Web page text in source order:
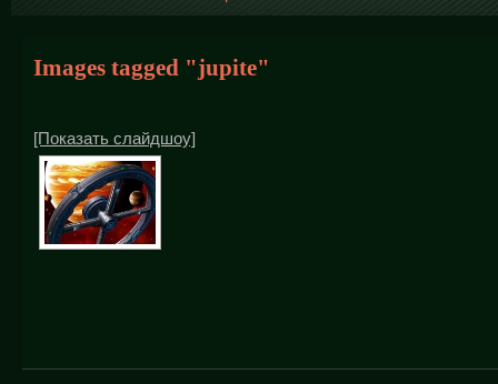
Images tagged "jupite"
[Показать слайдшоу]